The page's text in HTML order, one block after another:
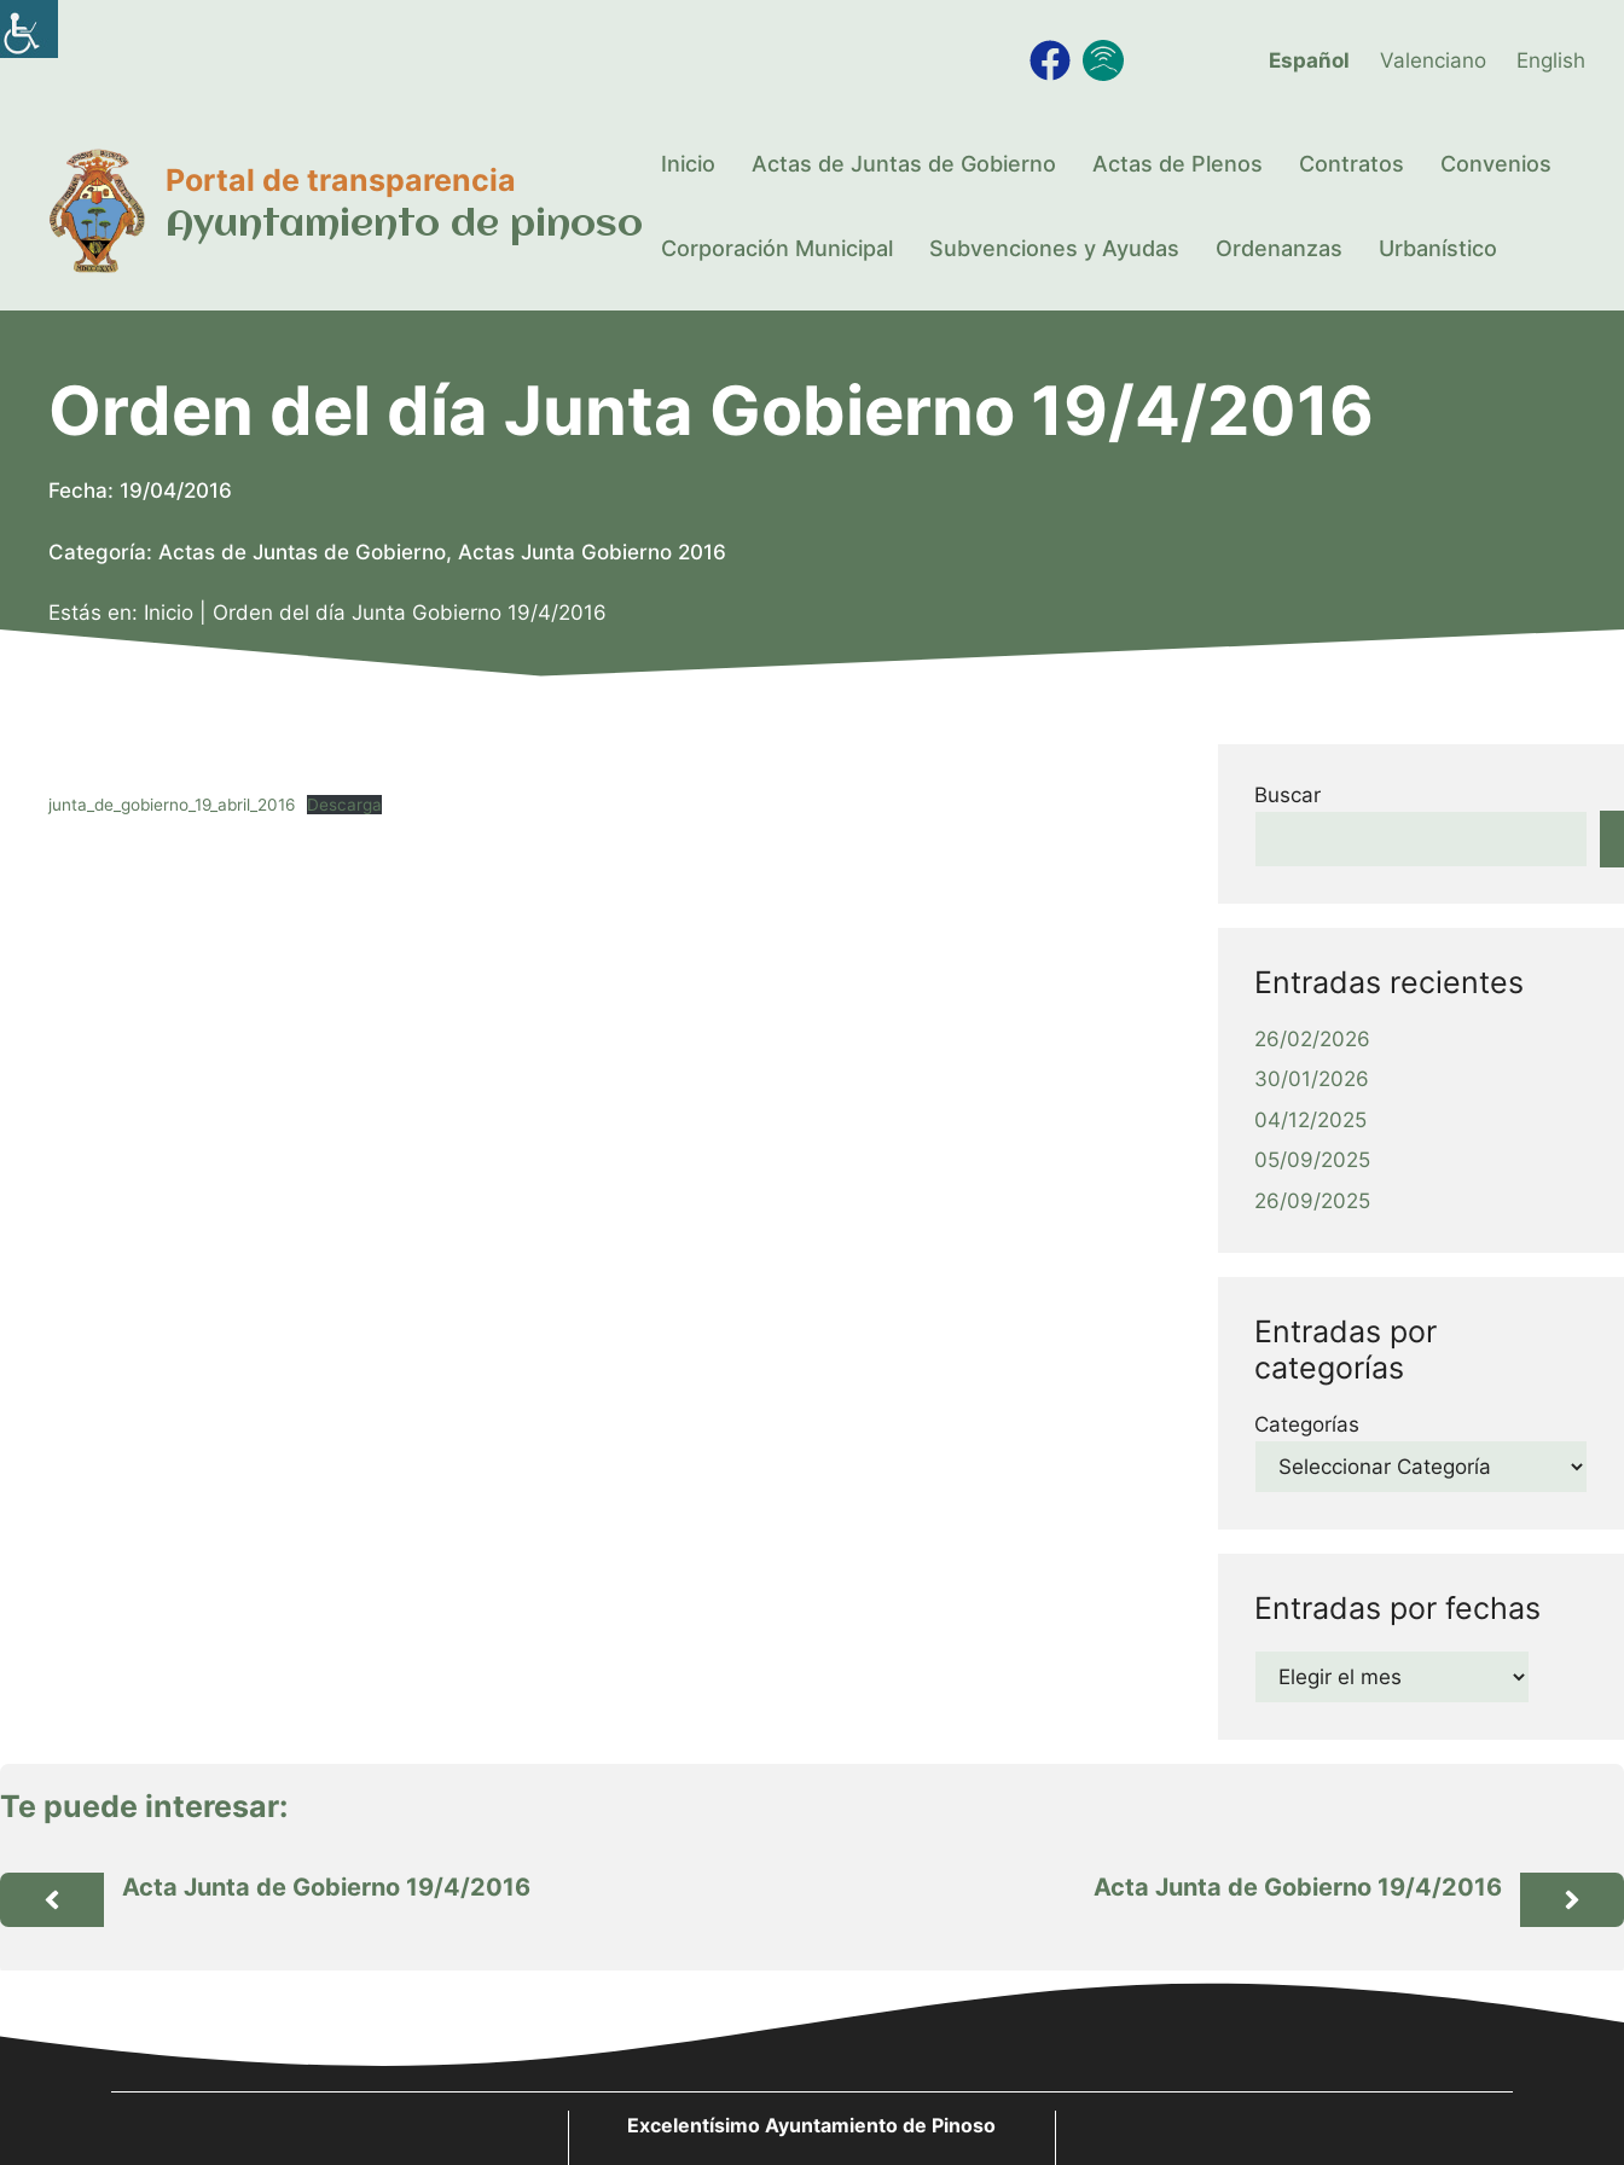
Saltar
al
Español Valenciano English
Portal de transparencia
Ayuntamiento de pinoso
Inicio Actas de Juntas de Gobierno Actas de Plenos Contratos Convenios
Corporación Municipal Subvenciones y Ayudas Ordenanzas Urbanístico
Orden del día Junta Gobierno 19/4/2016
Fecha: 19/04/2016
Categoría: Actas de Juntas de Gobierno, Actas Junta Gobierno 2016
Estás en: Inicio Orden del día Junta Gobierno 19/4/2016
junta_de_gobierno_19_abril_2016 Descarga Buscar
Entradas recientes
26/02/2026
30/01/2026
04/12/2025
05/09/2025
26/09/2025
Entradas por
categorías
Categorías
Entradas por fechas
Archivos
Te puede interesar:
Acta Junta de Gobierno 19/4/2016 Acta Junta de Gobierno 19/4/2016
Excelentísimo Ayuntamiento de Pinoso